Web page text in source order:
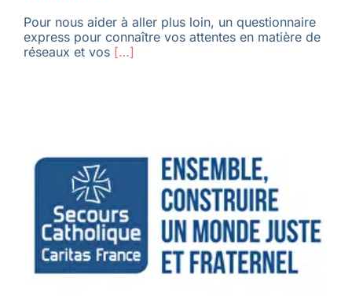
Pour nous aider à aller plus loin, un questionnaire
express pour connaître vos attentes en matière de
réseaux et vos[…]